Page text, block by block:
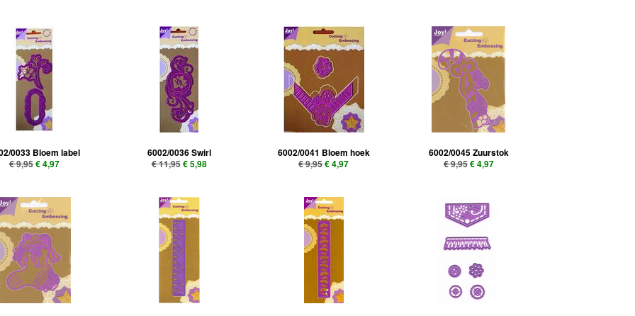
0033 Bloem label
€ 9,95€ 4,97
6002/0036 Swirl
€ 11,95€ 5,98
6002/0041 Bloem hoek
€ 9,95€ 4,97
6002/0045 Zuurstok
€ 9,95€ 4,97